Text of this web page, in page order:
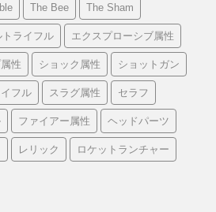
The Bee The Sham
トライフル エクスプローシブ属性
性 ショック属性 ショットガン
フル スラグ属性 セラフ
ファイアー属性 ヘッドパーツ
レリック ロケットランチャー